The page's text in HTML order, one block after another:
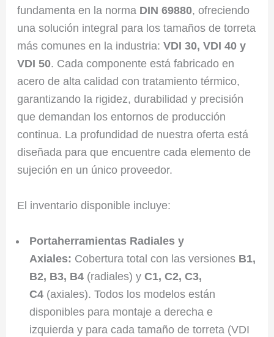
fundamenta en la norma DIN 69880, ofreciendo
una solución integral para los tamaños de torreta
más comunes en la industria: VDI 30, VDI 40 y
VDI 50. Cada componente está fabricado en
acero de alta calidad con tratamiento térmico,
garantizando la rigidez, durabilidad y precisión
que demandan los entornos de producción
continua. La profundidad de nuestra oferta está
diseñada para que encuentre cada elemento de
sujeción en un único proveedor.
El inventario disponible incluye:
Portaherramientas Radiales y
Axiales: Cobertura total con las versiones B1,
B2, B3, B4(radiales) y C1, C2, C3,
C4(axiales). Todos los modelos están
disponibles para montaje a derecha e
izquierda y para cada tamaño de torreta (VDI